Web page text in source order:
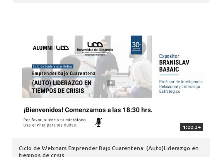
1:00:34
Ciclo de Webinars Emprender Bajo Cuarentena: (Auto)Liderazgo en
tiempos de crisis